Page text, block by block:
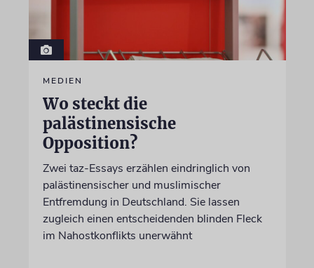
MEDIEN
Wo steckt die
palästinensische
Opposition?
Zwei taz-Essays erzählen eindringlich von
palästinensischer und muslimischer
Entfremdung in Deutschland. Sie lassen
zugleich einen entscheidenden blinden Fleck
im Nahostkonflikts unerwähnt